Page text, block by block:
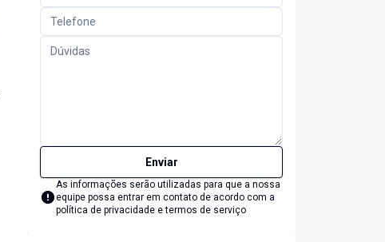
Enviar
As informações serão utilizadas para que a nossa
equipe possa entrar em contato de acordo com a
política de privacidade e termos de serviço